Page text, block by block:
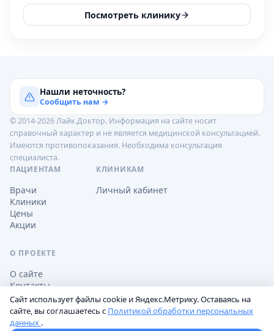
Посмотреть клинику
Нашли неточность?
Сообщить нам →
© 2014-2026 Лайк.Доктор. Информация на сайте носит
справочный характер и не является медицинской консультацией.
Имеются противопоказания. Необходима консультация
специалиста.
ПАЦИЕНТАМ
Врачи
Клиники
Цены
Акции
КЛИНИКАМ
Личный кабинет
О ПРОЕКТЕ
О сайте
Контакты
Обработка персональных данных
Сайт использует файлы cookie и Яндекс.Метрику. Оставаясь на
сайте, вы соглашаетесь с Политикой обработки персональных
данных .